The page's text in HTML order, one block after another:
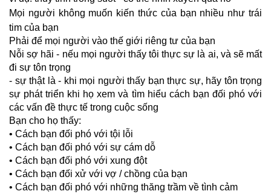
Mọi người không muốn kiến thức của bạn nhiều như trái
tim của bạn
Phải để mọi người vào thế giới riêng tư của bạn
Nỗi sợ hãi - nếu mọi người thấy tôi thực sự là ai, và sẽ mất
đi sự tôn trọng
- sự thật là - khi mọi người thấy bạn thực sự, hãy tôn trọng
sự phát triển khi họ xem và tìm hiểu cách bạn đối phó với
các vấn đề thực tế trong cuộc sống
Bạn cho họ thấy:
• Cách bạn đối phó với tội lỗi
• Cách bạn đối phó với sự cám dỗ
• Cách bạn đối phó với xung đột
• Cách bạn đối xử với vợ / chồng của bạn
• Cách bạn đối phó với những thăng trầm về tình cảm